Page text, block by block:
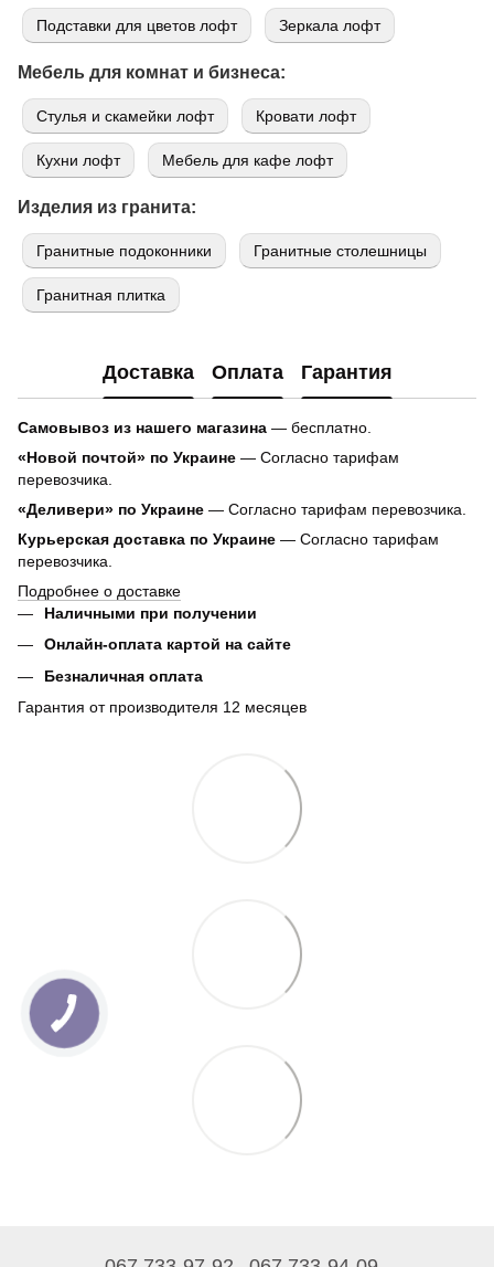
Подставки для цветов лофт Зеркала лофт
Мебель для комнат и бизнеса:
Стулья и скамейки лофт Кровати лофт
Кухни лофт Мебель для кафе лофт
Изделия из гранита:
Гранитные подоконники Гранитные столешницы
Гранитная плитка
Доставка Оплата Гарантия
Самовывоз из нашего магазина — бесплатно.
«Новой почтой» по Украине — Согласно тарифам
перевозчика.
«Деливери» по Украине — Согласно тарифам перевозчика.
Курьерская доставка по Украине — Согласно тарифам
перевозчика.
Подробнее о доставке
Наличными при получении
Онлайн-оплата картой на сайте
Безналичная оплата
Гарантия от производителя 12 месяцев